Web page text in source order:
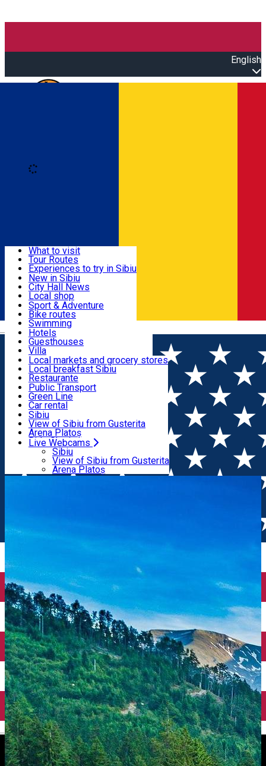
English
Română
English
Useful info
Activities & Adventure
Accommodation
Food, Drinks & Nightlife
Transport & Parking
Live Webcams
What to visit
Tour Routes
Experiences to try in Sibiu
Podcast
Culture
Museums
Churches
Parks, Zoo
County of Sibiu
New in Sibiu
City Hall News
Local shop
Sibiu artisans
Sibiul Verde
Public services
Education
How do I get to Sibiu
Tourist Info
Tour Guides
Guided tours
Publicații locale
Beauty salons
Sport & Adventure
Bike routes
Swimming
Riding
Indoor activities
Loc de joacă indoor
Loc de joacă outdoor
Ski
Ice skating
Yoga
Hotels
Guesthouses
Villa
Hostels
Motel
Camping
Renting rooms
Rooms for rent
Accommodation outside Sibiu
Local markets and grocery stores
Local breakfast Sibiu
Restaurante
Pizza
Fast Food
Coffee
Sweets
Pub, Bar
Night clubs
Bakeries
Public Transport
Green Line
Car rental
Rent a bike
Scooter rentals
Taxi
Ride Sharing
Parking tickets
Parking places
Electric vehicle charging points
Sibiu
View of Sibiu from Gusterita
Arena Platoș
Live Webcams
Sibiu
View of Sibiu from Gusterita
Arena Platoș
Home Accommodation outside Sibiu
Poiana Neamtului
- Pensiune